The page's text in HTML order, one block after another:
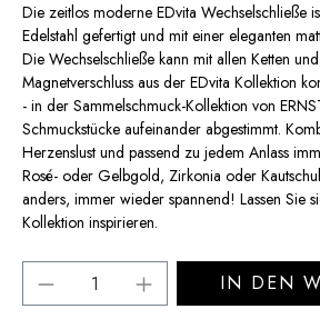
Die zeitlos moderne EDvita Wechselschließe
Edelstahl gefertigt und mit einer eleganten
Die Wechselschließe kann mit allen Ketten
Magnetverschluss aus der EDvita Kollektion
- in der Sammelschmuck-Kollektion von
Schmuckstücke aufeinander abgestimmt.
Herzenslust und passend zu jedem Anlass
Rosé- oder Gelbgold, Zirkonia oder
anders, immer wieder spannend! Lassen Sie
Kollektion inspirieren.
Produkt Anzahl: Gib den
IN DEN